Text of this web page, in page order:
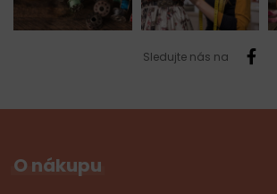
Sledujte nás na
O nákupu